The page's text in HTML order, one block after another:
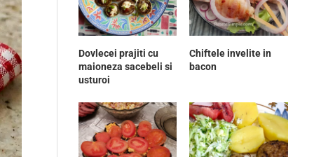
Dovlecei prajiti cu
maioneza sacebeli si
usturoi
Chiftele invelite in
bacon